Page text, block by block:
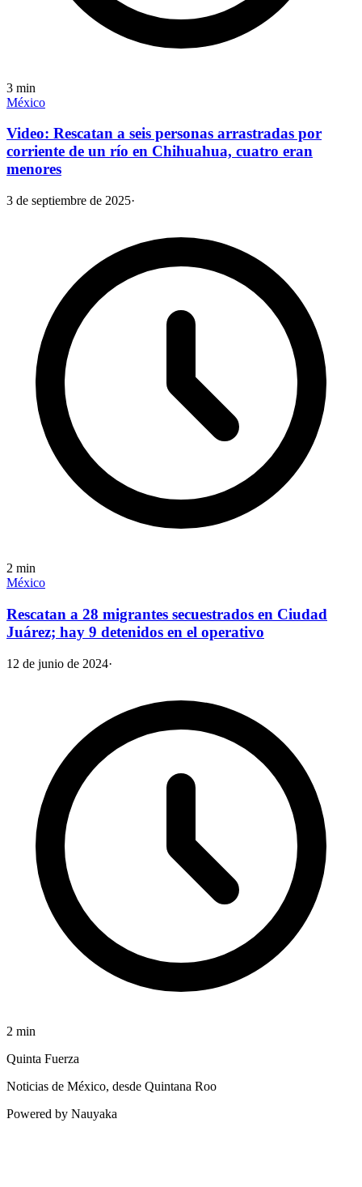
3 min
México
Video: Rescatan a seis personas arrastradas por
corriente de un río en Chihuahua, cuatro eran
menores
3 de septiembre de 2025·
2 min
México
Rescatan a 28 migrantes secuestrados en Ciudad
Juárez; hay 9 detenidos en el operativo
12 de junio de 2024·
2 min
Quinta Fuerza
Noticias de México, desde Quintana Roo
Powered by Nauyaka